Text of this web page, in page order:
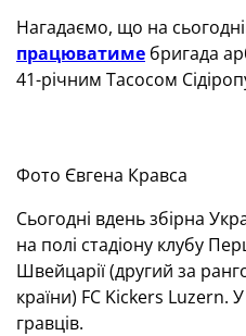
Нагадаємо, що на
працюватиме бригада
41-річним Тасосом
Фото Євгена Кравса
Сьогодні вдень збірна
на полі стадіону клубу
Швейцарії (другий за
країни) FC Kickers Luzern.
гравців.